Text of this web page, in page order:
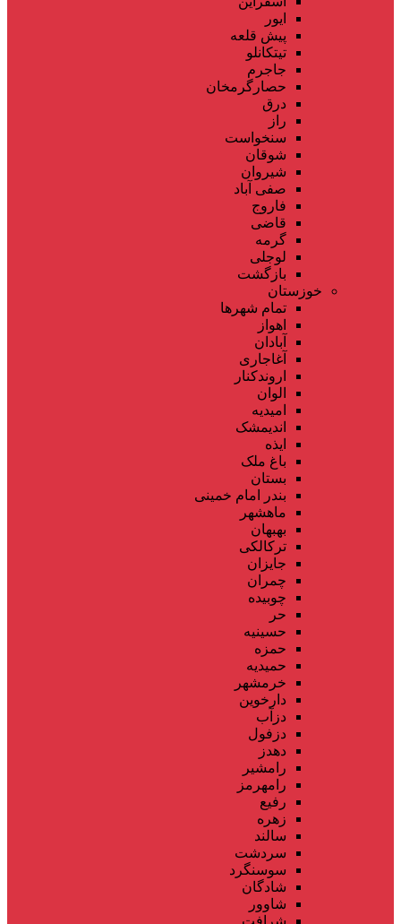
ایور
پیش قلعه
تیتکانلو
جاجرم
حصارگرمخان
درق
راز
سنخواست
شوقان
شیروان
صفی آباد
فاروج
قاضی
گرمه
لوجلی
بازگشت
خوزستان
تمام شهر‌ها
اهواز
آبادان
آغاجاری
اروندکنار
الوان
امیدیه
اندیمشک
ایذه
باغ ملک
بستان
بندر امام خمینی
ماهشهر
بهبهان
ترکالکی
جایزان
چمران
چوبیده
حر
حسینیه
حمزه
حمیدیه
خرمشهر
دارخوین
دزآب
دزفول
دهدز
رامشیر
رامهرمز
رفیع
زهره
سالند
سردشت
سوسنگرد
شادگان
شاوور
شرافت